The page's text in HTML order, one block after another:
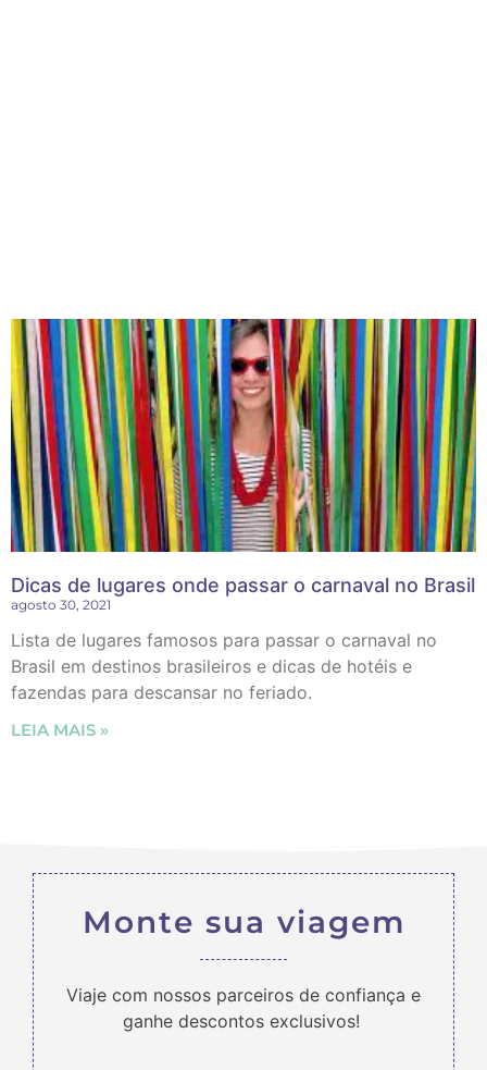
Dicas de lugares onde passar o carnaval no Brasil
agosto 30, 2021
Lista de lugares famosos para passar o carnaval no
Brasil em destinos brasileiros e dicas de hotéis e
fazendas para descansar no feriado.
LEIA MAIS »
Monte sua viagem
Viaje com nossos parceiros de confiança e
ganhe descontos exclusivos!